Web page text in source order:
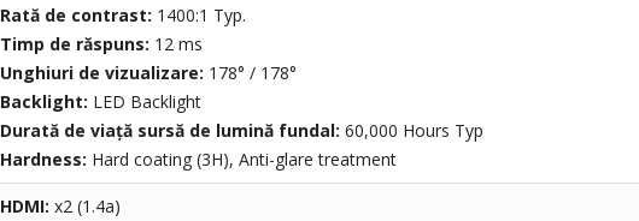
Rată de contrast: 1400:1 Typ.
Timp de răspuns: 12 ms
Unghiuri de vizualizare: 178° / 178°
Backlight: LED Backlight
Durată de viață sursă de lumină fundal: 60,000 Hours Typ
Hardness: Hard coating (3H), Anti-glare treatment
HDMI: x2 (1.4a)